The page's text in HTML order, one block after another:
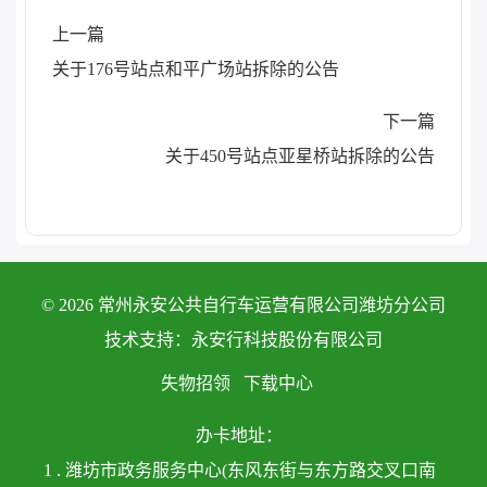
上一篇
关于176号站点和平广场站拆除的公告
下一篇
关于450号站点亚星桥站拆除的公告
© 2026 常州永安公共自行车运营有限公司潍坊分公司
技术支持：永安行科技股份有限公司
失物招领 下载中心
办卡地址：
1 . 潍坊市政务服务中心(东风东街与东方路交叉口南